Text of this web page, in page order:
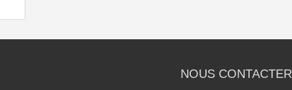
NOUS CONTACTER